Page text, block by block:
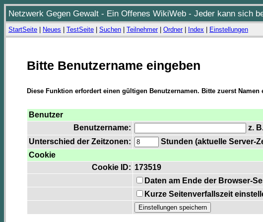
Netzwerk Gegen Gewalt - Ein Offenes WikiWeb - Jeder kann sich
StartSeite Neues TestSeite Suchen Teilnehmer| Ordner| Index Einstellungen
Bitte Benutzername eingeben
Diese Funktion erfordert einen gültigen Benutzernamen. Bitte zuerst Namen
Benutzer
Benutzername:
z.
Unterschied der Zeitzonen:
Stunden (aktuelle Server-
Cookie
Cookie ID: 173519
Daten am Ende der Browser-
Kurze Seitenverfallszeit